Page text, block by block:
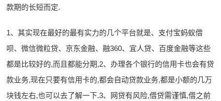
款期的长短而定.
1、其实现在最好的最有实力的几个平台就是、支付宝蚂蚁借
呗、微信微粒贷、京东金融、融360、宜人贷、百度金融等这些
都是比较好的,而且都能分期,2、办理各个银行的信用卡也会有贷
款业务,现在只要有信用卡的,都会自动贷款业务,都是小额的几万
块钱左右,也可以去了解一下.3、网贷有风险,借贷需谨慎,借之前